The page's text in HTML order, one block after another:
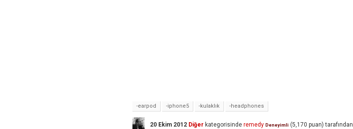
-earpod -iphone5 -kulaklık -headphones
20 Ekim 2012 Diğer kategorisinde remedy Deneyimli (5,170 puan) tarafından